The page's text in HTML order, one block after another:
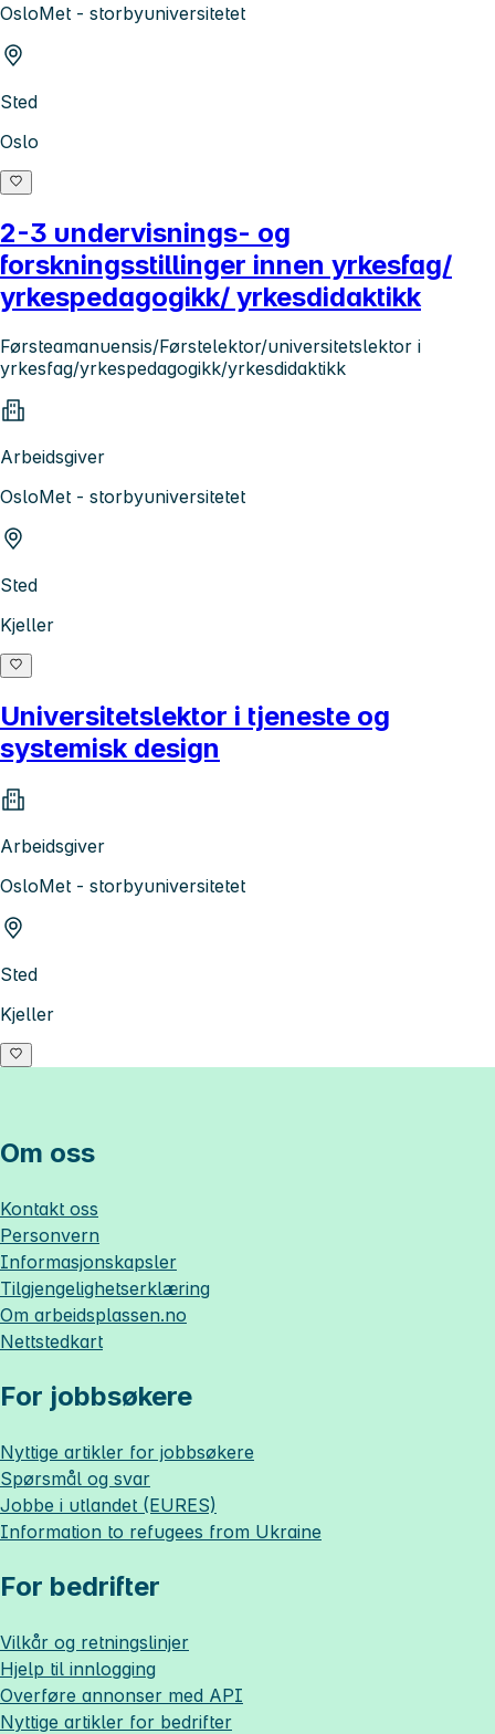
OsloMet - storbyuniversitetet
Sted
Oslo
2-3 undervisnings- og
forskningsstillinger innen yrkesfag/
yrkespedagogikk/ yrkesdidaktikk
Førsteamanuensis/Førstelektor/universitetslektor i
yrkesfag/yrkespedagogikk/yrkesdidaktikk
Arbeidsgiver
OsloMet - storbyuniversitetet
Sted
Kjeller
Universitetslektor i tjeneste og
systemisk design
Arbeidsgiver
OsloMet - storbyuniversitetet
Sted
Kjeller
Om oss
Kontakt oss
Personvern
Informasjonskapsler
Tilgjengelighetserklæring
Om arbeidsplassen.no
Nettstedkart
For jobbsøkere
Nyttige artikler for jobbsøkere
Spørsmål og svar
Jobbe i utlandet (EURES)
Information to refugees from Ukraine
For bedrifter
Vilkår og retningslinjer
Hjelp til innlogging
Overføre annonser med API
Nyttige artikler for bedrifter